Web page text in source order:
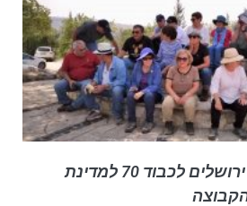
טיול גימלאים בהרי ירושלים לכבוד 70 למדינת